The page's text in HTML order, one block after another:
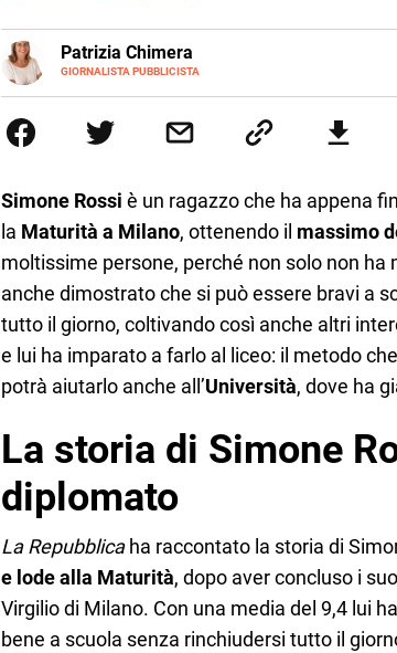
Patrizia Chimera
GIORNALISTA PUBBLICISTA
E-
MAIL
LINKEDIN
comunicazione specializzandosi nella scrittura
Simone Rossi è un ragazzo che ha appena
la Maturità a Milano, ottenendo il massimo
moltissime persone, perché non solo non ha
anche dimostrato che si può essere bravi a
tutto il giorno, coltivando così anche altri
e lui ha imparato a farlo al liceo: il metodo
potrà aiutarlo anche all’Università, dove ha
La storia di Simone
diplomato
La Repubblicaha raccontato la storia di
e lode alla Maturità, dopo aver concluso i
Virgilio di Milano. Con una media del 9,4 lui
bene a scuola senza rinchiudersi tutto il